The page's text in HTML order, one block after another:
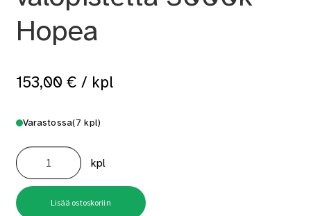
Hopea
153,00 € / kpl
Varastossa(7 kpl)
Saunavalosarja
Overled
LEDLite
6-
valopistettä
3000k
Hopea
määrä
kpl
Lisää ostoskoriin